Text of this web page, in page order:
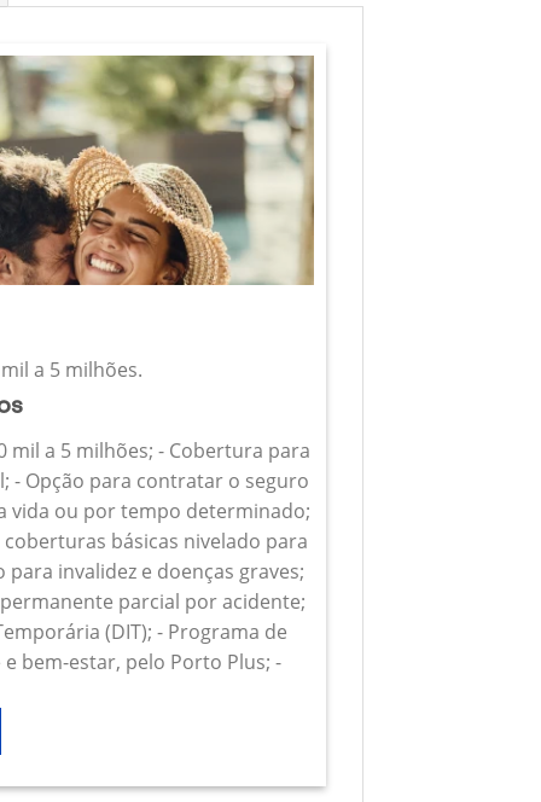
a 5 milhões.
mil a 5 milhões; - Cobertura para
- Opção para contratar o seguro
vida ou por tempo determinado;
básicas nivelado para
invalidez e doenças graves;
parcial por acidente;
(DIT); - Programa de
bem-estar, pelo Porto Plus; -